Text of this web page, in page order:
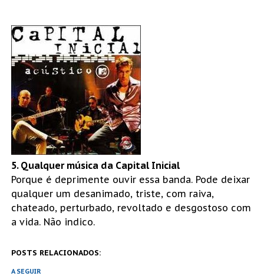
5. Qualquer música da Capital Inicial
Porque é deprimente ouvir essa banda. Pode deixar
qualquer um desanimado, triste, com raiva,
chateado, perturbado, revoltado e desgostoso com
a vida. Não indico.
POSTS RELACIONADOS:
A SEGUIR